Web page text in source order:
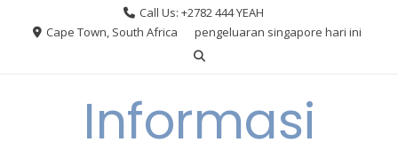
Call Us: +2782 444 YEAH
Cape Town, South Africa
pengeluaran singapore hari ini
Informasi